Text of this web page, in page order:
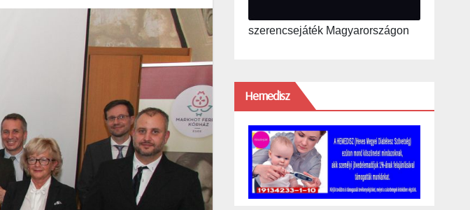
szerencsejáték Magyarországon
Hemedisz